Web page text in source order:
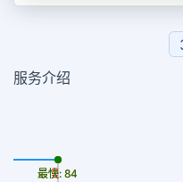
服务介绍
最慢: 84
最快: 84